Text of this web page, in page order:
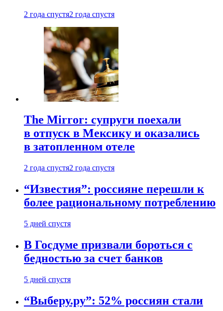
2 года спустя2 года спустя
The Mirror: супруги поехали
в отпуск в Мексику и оказались
в затопленном отеле
2 года спустя2 года спустя
“Известия”: россияне перешли к
более рациональному потреблению
5 дней спустя
В Госдуме призвали бороться с
бедностью за счет банков
5 дней спустя
“Выберу.ру”: 52% россиян стали